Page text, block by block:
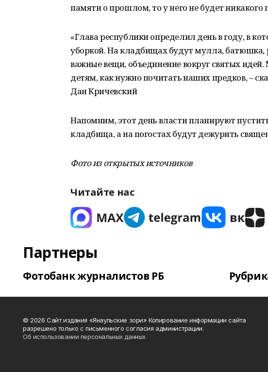
памяти о прошлом, то у него не будет никакого
«Глава республики определил день в году, в
уборкой. На кладбищах будут мулла, батюшка,
важные вещи, объединение вокруг святых
детям, как нужно почитать наших предков, ­­–
Дан Кричевский
Напомним, этот день власти планируют
кладбища, а на погостах будут дежурить
Фото из открытых источников
Читайте нас
Партнеры
Фотобанк журналистов РБ
© 2026 Сайт издания «Янаульские зори» Копирование информации сайта
разрешено только с письменного согласия администрации.
Об использовании персональных данных